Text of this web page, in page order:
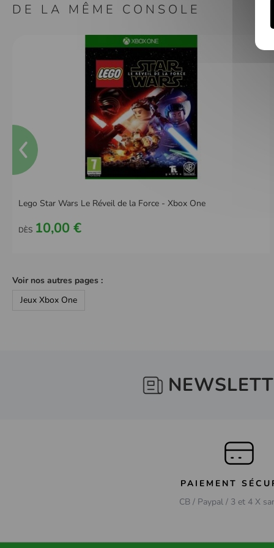
DE LA MÊME CONSOLE
Lego Star Wars Le Réveil de la Force - Xbox One
DÈS 10,00 €
Voir nos autres pages :
Jeux Xbox One
PAIEMENT
CB / Paypal / 3 et 4 X